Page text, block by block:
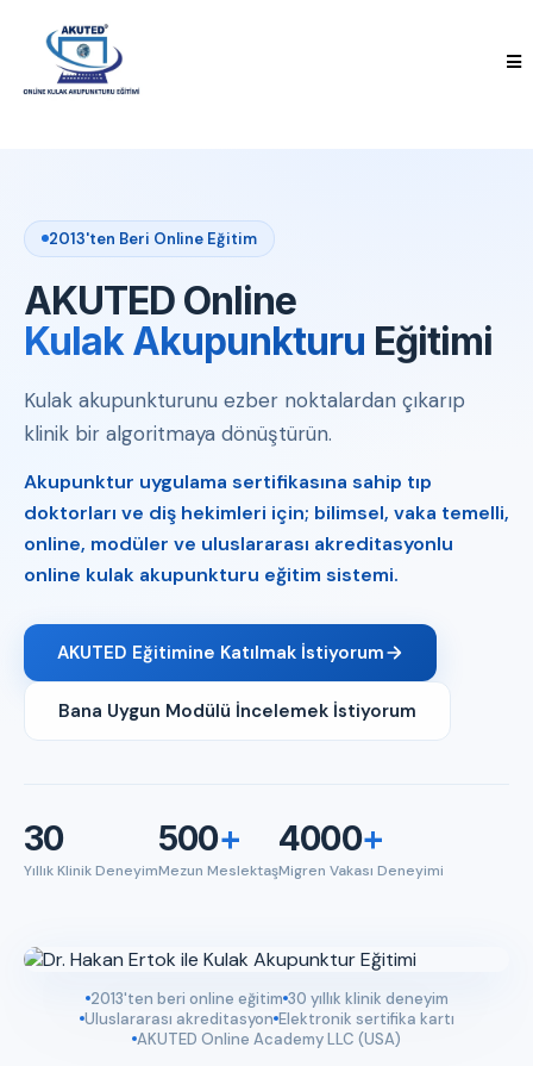
2013'ten Beri Online Eğitim
AKUTED Online
Kulak Akupunkturu Eğitimi
Kulak akupunkturunu ezber noktalardan çıkarıp
klinik bir algoritmaya dönüştürün.
Akupunktur uygulama sertifikasına sahip tıp
doktorları ve diş hekimleri için; bilimsel, vaka temelli,
online, modüler ve uluslararası akreditasyonlu
online kulak akupunkturu eğitim sistemi.
AKUTED Eğitimine Katılmak İstiyorum
Bana Uygun Modülü İncelemek İstiyorum
30
Yıllık Klinik Deneyim
500+
Mezun Meslektaş
4000+
Migren Vakası Deneyimi
2013'ten beri online eğitim 30 yıllık klinik deneyim
Uluslararası akreditasyon Elektronik sertifika kartı
AKUTED Online Academy LLC (USA)